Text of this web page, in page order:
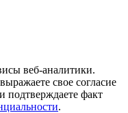
веб-аналитики.
свое согласие
подтверждаете факт
.